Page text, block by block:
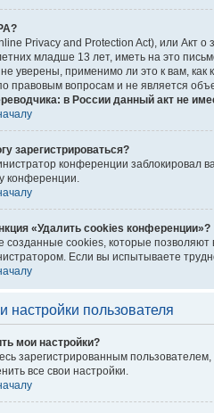
Privacy and Protection Act), или Акт
младше 13 лет, иметь на это
уверены, применимо ли это к вам,
правовым вопросам и не является
в России данный акт не
зарегистрироваться?
конференции заблокировал
конференции.
«Удалить cookies конференции»?
созданные cookies, которые
Если вы испытываете
настройки пользователя
мои настройки?
зарегистрированным
все свои настройки.